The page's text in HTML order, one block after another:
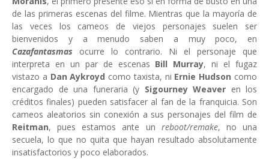
de las primeras escenas del filme. Mientras que la mayoría de
las veces los cameos de viejos personajes suelen ser
bienvenidos y a menudo saben a muy poco, en
Cazafantasmas ocurre lo contrario. Ni el personaje que
interpreta en un par de escenas Bill Murray, ni el fugaz
vistazo a Dan Aykroyd como taxista, ni Ernie Hudson como
encargado de una funeraria (y Sigourney Weaver en los
créditos finales) pueden satisfacer al fan de la franquicia. Son
cameos aleatorios sin conexión a sus personajes del film de
Reitman, pues estamos ante un reboot/remake, no una
secuela, lo que no quita que hayan resultado absolutamente
insatisfactorios y poco elaborados.